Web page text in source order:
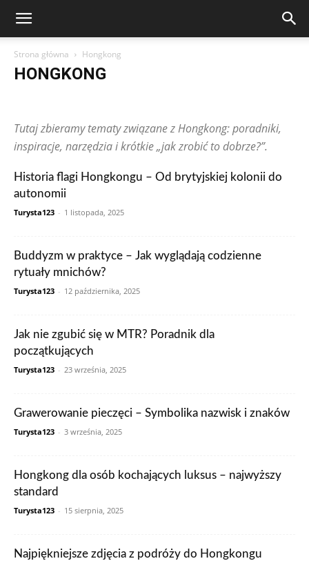
Strona główna Hongkong
HONGKONG
Francja
Grecja Gwatemala Hiszpania Holandia
Hongkong
Indie
Indonezja Irlandia Japonia Kanada
Kolumbia
Korea Południowa
Malezja
Niemcy
Norwegia Nowa Zelandia Peru Polska
Portugalia
Rosja
RPA Rumunia Singapur
Stany Zjednoczone
Szwajcaria
Węgry
Wielka Brytania
Tutaj zbieramy tematy związane z Hongkong: poradniki,
inspiracje, narzędzia i krótkie „jak zrobić to dobrze?”.
Historia flagi Hongkongu – Od brytyjskiej kolonii do
autonomii
Turysta123 - 1 listopada, 2025
Buddyzm w praktyce – Jak wyglądają codzienne
rytuały mnichów?
Turysta123 - 12 października, 2025
Jak nie zgubić się w MTR? Poradnik dla
początkujących
Turysta123 - 23 września, 2025
Grawerowanie pieczęci – Symbolika nazwisk i znaków
Turysta123 - 3 września, 2025
Hongkong dla osób kochających luksus – najwyższy
standard
Turysta123 - 15 sierpnia, 2025
Najpiękniejsze zdjęcia z podróży do Hongkongu